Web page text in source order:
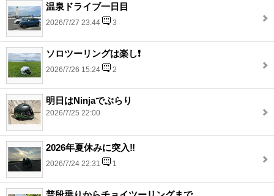
温泉ドライブ一日目
2026/7/27 23:44 3
ソロツーリングは楽し❗️
2026/7/26 15:24 2
明日はNinjaでぶらり
2026/7/25 22:00
2026年夏休みに突入‼️
2026/7/24 22:31 1